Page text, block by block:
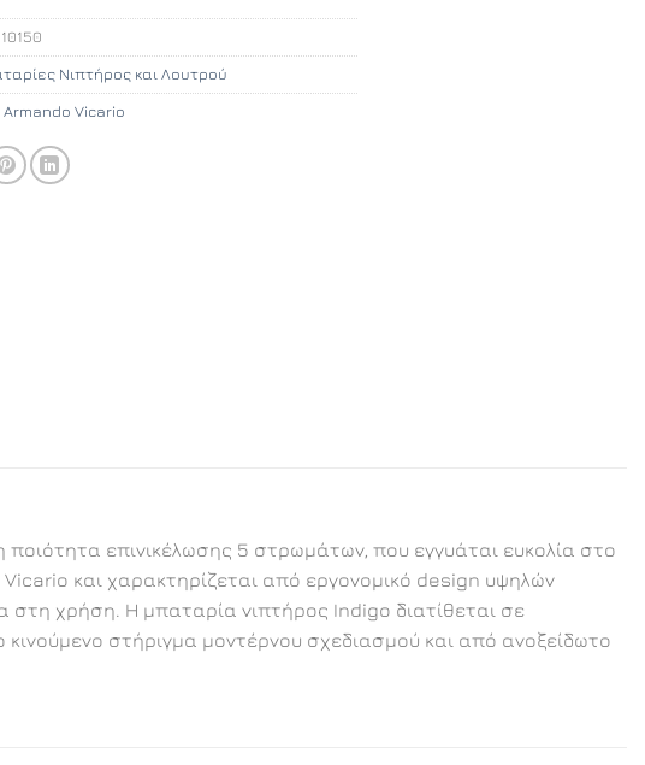
10150
Νιπτήρος και Λουτρού
Vicario
επινικέλωσης 5 στρωμάτων, που εγγυάται ευκολία στο
και χαρακτηρίζεται από εργονομικό design υψηλών
στη χρήση. Η μπαταρία νιπτήρος Indigo διατίθεται σε
στήριγμα μοντέρνου σχεδιασμού και από ανοξείδωτο